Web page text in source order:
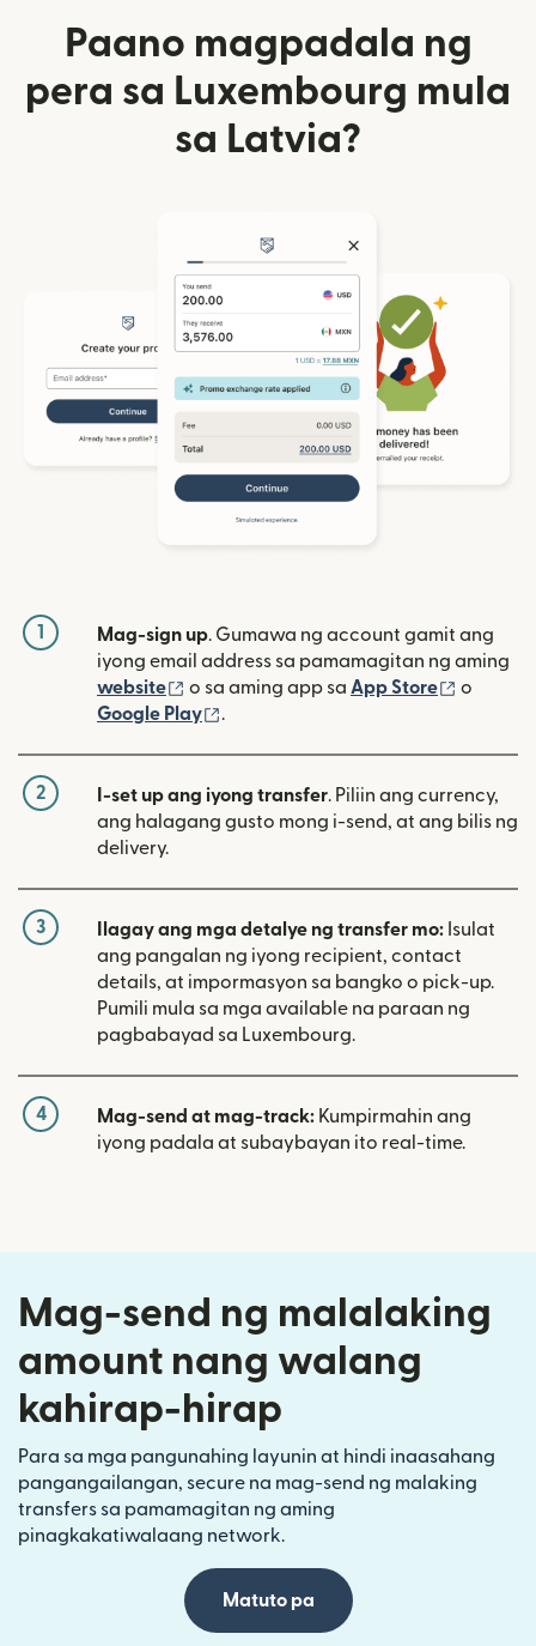
Paano magpadala ng
pera sa Luxembourg mula
sa Latvia?
1 Mag-sign up. Gumawa ng account gamit ang
iyong email address sa pamamagitan ng aming
website
(bubukas sa bagong window)
o sa aming app sa App Store
o
Google Play
.
2 I-set up ang iyong transfer. Piliin ang currency,
ang halagang gusto mong i-send, at ang bilis ng
delivery.
3 Ilagay ang mga detalye ng transfer mo: Isulat
ang pangalan ng iyong recipient, contact
details, at impormasyon sa bangko o pick-up.
Pumili mula sa mga available na paraan ng
pagbabayad sa Luxembourg.
4 Mag-send at mag-track: Kumpirmahin ang
iyong padala at subaybayan ito real-time.
Mag-send ng malalaking
amount nang walang
kahirap-hirap
Para sa mga pangunahing layunin at hindi inaasahang
pangangailangan, secure na mag-send ng malaking
transfers sa pamamagitan ng aming
pinagkakatiwalaang network.
Matuto pa